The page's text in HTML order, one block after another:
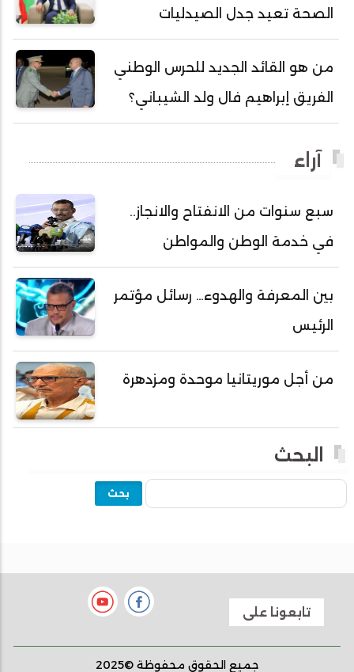
أحمد ولد آبه
أحمد ولد الديه
أحمد ولد السالك
أحمد ولد باهيه
أحمد ولد داداه
أحمد ولد علال
أحمد ولد محمد ديدي
أحمد ولد نافع
أحمد ولد يحيى
أحمدا كلي
أحمدسالم ولد العربي
أحمدو ولد أحمد رمظان
أحمدو ولد امباله
أحمدو ولد جلفون
أدما أردو حسن جاه
الصحة تعيد جدل الصيدليات
من هو القائد الجديد للحرس الوطني
الفريق إبراهيم فال ولد الشيباني؟
آراء
سبع سنوات من الانفتاح والانجاز..
في خدمة الوطن والمواطن
بين المعرفة والهدوء… رسائل مؤتمر
الرئيس
من أجل موريتانيا موحدة ومزدهرة
البحث
بحث
تابعونا على
جميع الحقوق محفوظة ©2025